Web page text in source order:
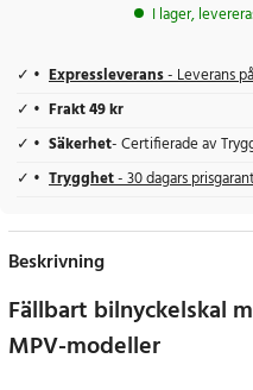
I lager,
Expressleverans- Leverans
Frakt 49 kr
Säkerhet- Certifierade av
Trygghet- 30 dagars
Beskrivning
Fällbart bilnyckelskal
MPV-modeller